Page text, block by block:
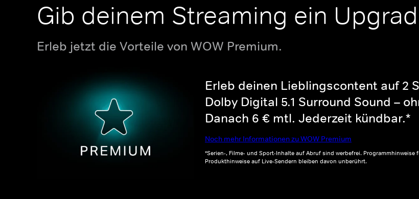
Gib deinem Streaming ein
Erleb jetzt die Vorteile von WOW Premium.
Erleb deinen Lieblingscontent auf 2
Dolby Digital 5.1 Surround Sound –
Danach 6 € mtl. Jederzeit kündbar.*
Noch mehr Informationen zu WOW Premium
*Serien-, Filme- und Sport-Inhalte auf Abruf sind werbefrei.
Produkthinweise auf Live-Sendern bleiben davon unberührt.